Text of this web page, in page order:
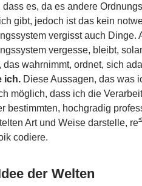
dass es, da es andere
gibt, jedoch ist das kein
vergisst auch Dinge.
vergesse, bleibt,
das wahrnimmt, ordnet, sich
ich. Diese Aussagen, das was
möglich, dass ich die
bestimmten, hochgradig
Art und Weise darstelle, re
codiere.
der Welten